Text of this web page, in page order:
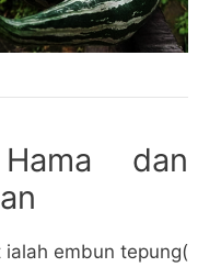
dan
embun tepung(